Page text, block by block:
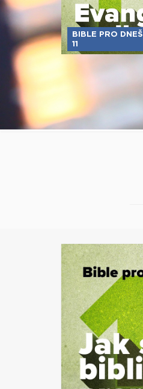
BIBLE PRO
11